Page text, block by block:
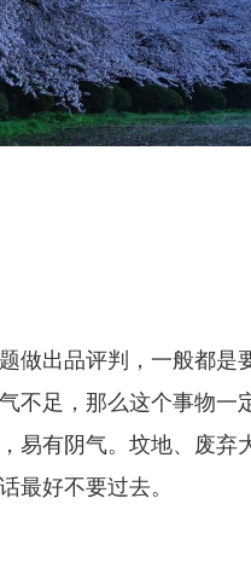
做出品评判，一般都是
不足，那么这个事物一
易有阴气。坟地、废弃
最好不要过去。